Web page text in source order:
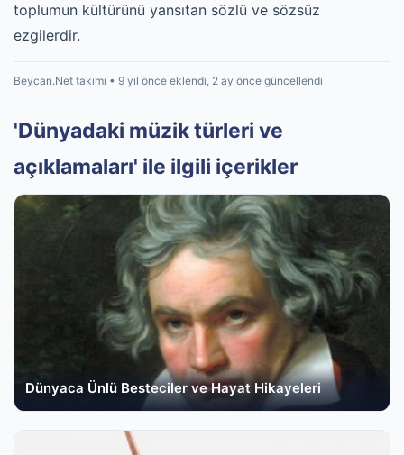
toplumun kültürünü yansıtan sözlü ve sözsüz
ezgilerdir.
Beycan.Net takımı • 9 yıl önce eklendi, 2 ay önce güncellendi
'Dünyadaki müzik türleri ve
açıklamaları' ile ilgili içerikler
Dünyaca Ünlü Besteciler ve Hayat Hikayeleri